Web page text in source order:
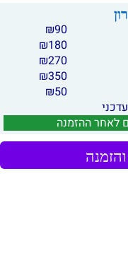
90
₪
180
₪
270
₪
350
₪
50
₪
לאחר ההזמנה